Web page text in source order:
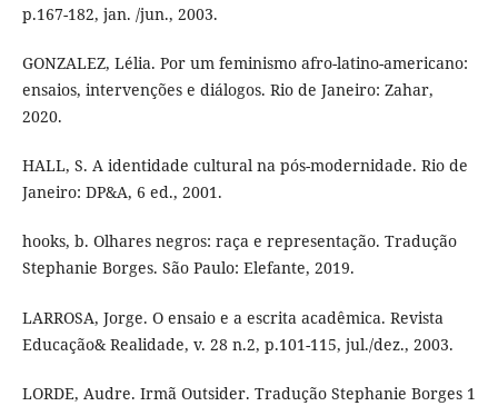
p.167-182, jan. /jun., 2003.
GONZALEZ, Lélia. Por um feminismo afro-latino-americano:
ensaios, intervenções e diálogos. Rio de Janeiro: Zahar,
2020.
HALL, S. A identidade cultural na pós-modernidade. Rio de
Janeiro: DP&A, 6 ed., 2001.
hooks, b. Olhares negros: raça e representação. Tradução
Stephanie Borges. São Paulo: Elefante, 2019.
LARROSA, Jorge. O ensaio e a escrita acadêmica. Revista
Educação& Realidade, v. 28 n.2, p.101-115, jul./dez., 2003.
LORDE, Audre. Irmã Outsider. Tradução Stephanie Borges 1